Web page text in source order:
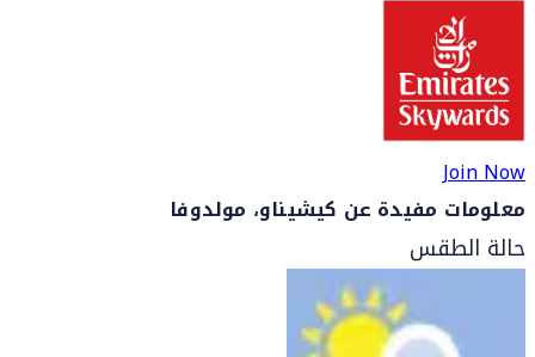
Join Now
معلومات مفيدة عن كيشيناو، مولدوفا
حالة الطقس